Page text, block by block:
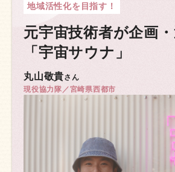
地域活性化を目指す！
元宇宙技術者が企画・
「宇宙サウナ」
丸山敬貴さん
現役協力隊／宮崎県西都市